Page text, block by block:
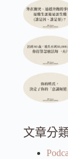
文章分